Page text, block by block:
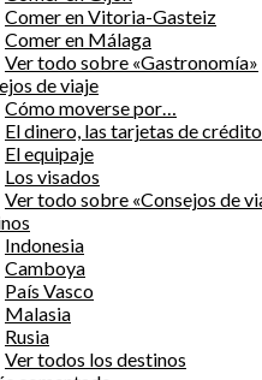
Comer en Vitoria-Gasteiz
Comer en Málaga
Ver todo sobre «Gastronomía»
de viaje
Cómo moverse por…
El dinero, las tarjetas de
El equipaje
Los visados
Ver todo sobre «Consejos de
Indonesia
Camboya
País Vasco
Malasia
Rusia
Ver todos los destinos